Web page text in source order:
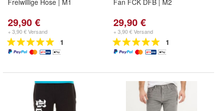
Freiwillige Hose | M1
29,90 €
+ 3,90 € Versand
1
Fan FCK DFB | M2
29,90 €
+ 3,90 € Versand
1